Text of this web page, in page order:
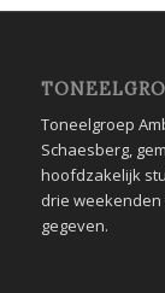
Toneelgroep
Schaesberg,
hoofdzakelijk
drie
gegeven.